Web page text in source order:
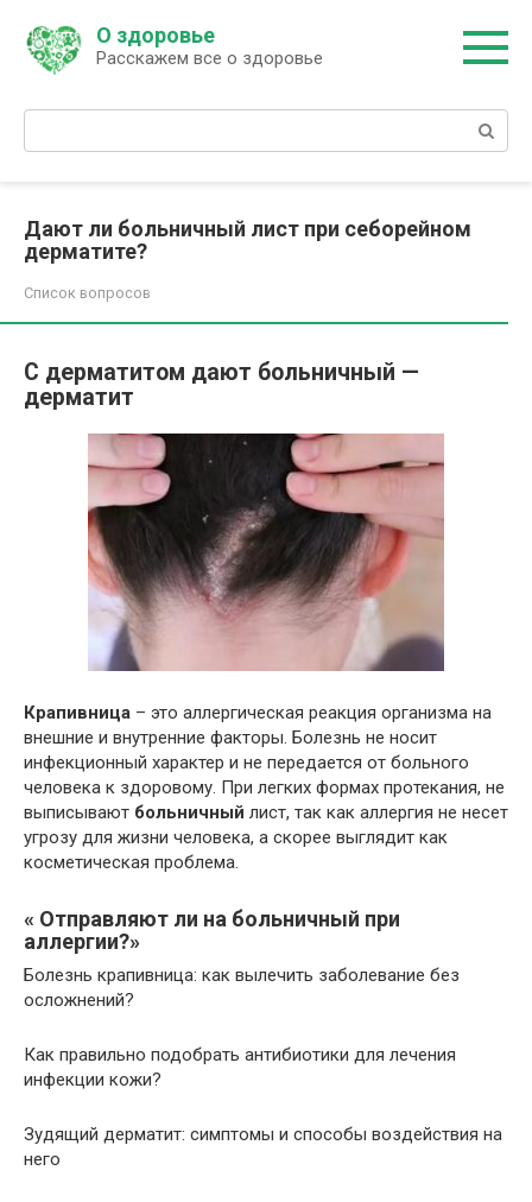
контенту
О здоровье
Расскажем все о здоровье
Поиск:
Дают ли больничный лист при себорейном
дерматите?
Список вопросов
С дерматитом дают больничный —
дерматит
Крапивница – это аллергическая реакция организма на
внешние и внутренние факторы. Болезнь не носит
инфекционный характер и не передается от больного
человека к здоровому. При легких формах протекания, не
выписывают больничный лист, так как аллергия не несет
угрозу для жизни человека, а скорее выглядит как
косметическая проблема.
« Отправляют ли на больничный при
аллергии?»
Болезнь крапивница: как вылечить заболевание без
осложнений?
Как правильно подобрать антибиотики для лечения
инфекции кожи?
Зудящий дерматит: симптомы и способы воздействия на
него